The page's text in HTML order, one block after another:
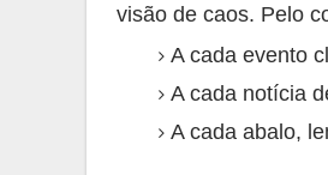
visão de caos. Pelo
A cada evento
A cada notícia
A cada abalo,